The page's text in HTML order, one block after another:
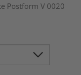
Postform V 0020